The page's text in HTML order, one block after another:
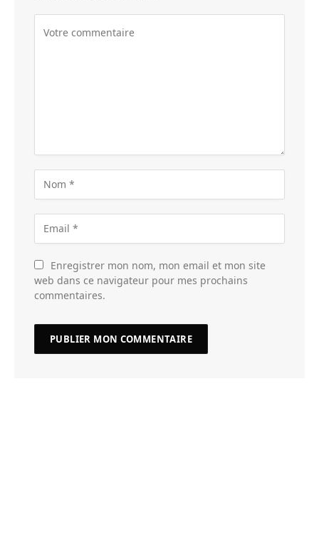
Enregistrer mon nom, mon email et mon site
web dans ce navigateur pour mes prochains
commentaires.